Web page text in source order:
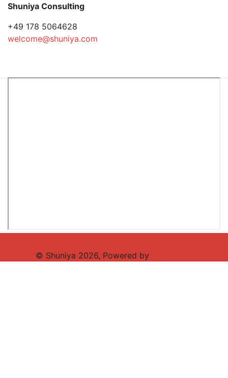
Shuniya Consulting
+49 178 5064628
welcome@shuniya.com
© Shuniya 2026, Powered by